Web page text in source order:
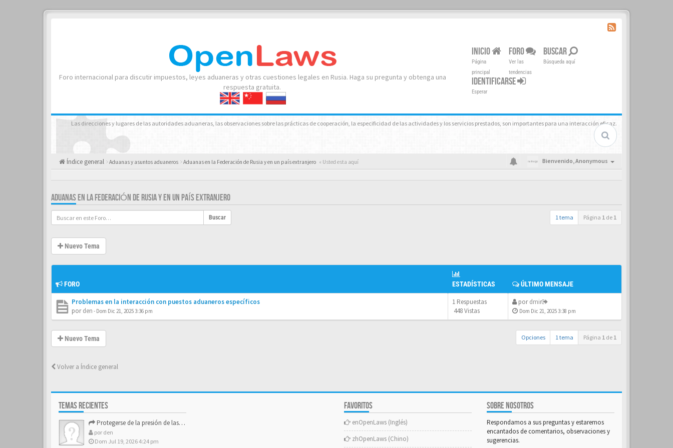
Foro internacional para discutir impuestos, leyes aduaneras y otras cuestiones legales en Rusia. Haga su pregunta y obtenga una
respuesta gratuita.
INICIO
Página
principal
FORO
Ver las
tendencias
BUSCAR
Búsqueda aquí
IDENTIFICARSE
Esperar
Las direcciones y lugares de las autoridades aduaneras, las observaciones sobre las prácticas de cooperación, la especificidad de las actividades y los servicios prestados, son importantes para una interacción eficaz.
Índice general Aduanas y asuntos aduaneros Aduanas en la Federación de Rusia y en un país extranjero « Usted esta aquí Bienvenido,Anonymous
ADUANAS EN LA FEDERACIÓN DE RUSIA Y EN UN PAÍS EXTRANJERO
Buscar 1 tema Página 1 de 1
Nuevo Tema
FORO ESTADÍSTICAS ÚLTIMO MENSAJE
Problemas en la interacción con puestos aduaneros específicos
porden - Dom Dic 21, 2025 3:36 pm
1 Respuestas
448 Vistas
pordmir
Dom Dic 21, 2025 3:38 pm
Nuevo Tema Opciones 1 tema Página 1 de 1
Volver a Índice general
TEMAS RECIENTES
Protegerse de la presión de las estructuras de control
por den
Dom Jul 19, 2026 4:24 pm
FAVORITOS
enOpenLaws (Inglés)
zhOpenLaws (Chino)
SOBRE NOSOTROS
Respondamos a sus preguntas y estaremos
encantados de comentarios, observaciones y
sugerencias.